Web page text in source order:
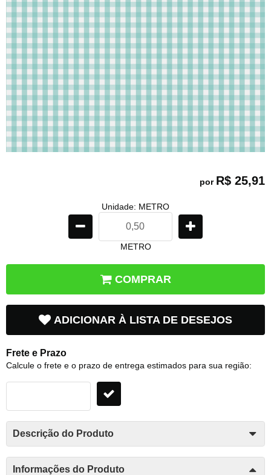
por R$ 25,91
Unidade: METRO
METRO
COMPRAR
ADICIONAR À LISTA DE DESEJOS
Frete e Prazo
Calcule o frete e o prazo de entrega estimados para sua região:
Descrição do Produto
Informações do Produto